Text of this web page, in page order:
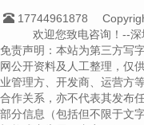
17744961878
欢迎您致电咨询！--
免责声明：本站为第三方写
网公开资料及人工整理，仅
业管理方、开发商、运营方
合作关系，亦不代表其发布
部分信息（包括但不限于文